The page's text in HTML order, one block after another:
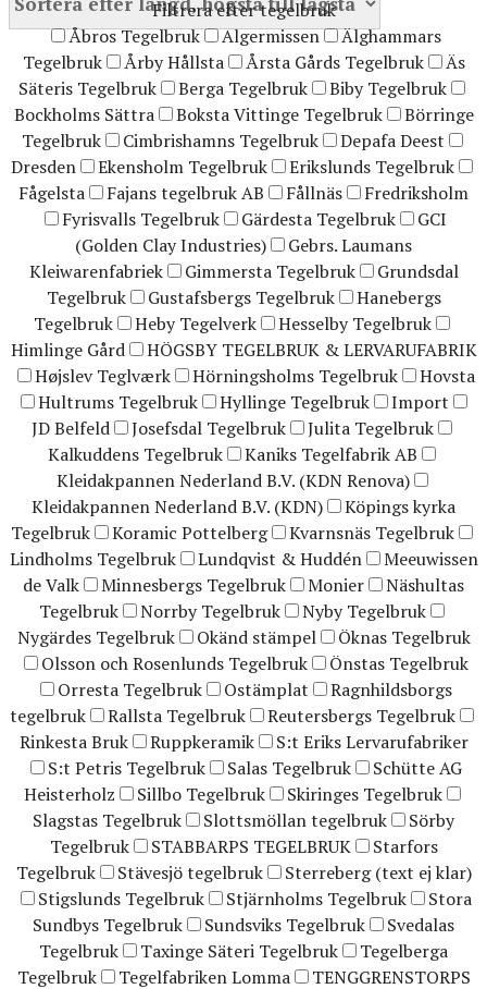
Filtrera efter tegelbruk
Åbros Tegelbruk
Algermissen
Älghammars
Tegelbruk
Årby Hållsta Årsta Gårds Tegelbruk
Äs
Säteris Tegelbruk
Berga Tegelbruk
Biby Tegelbruk
Bockholms Sättra
Boksta Vittinge Tegelbruk
Börringe
Tegelbruk
Cimbrishamns Tegelbruk
Depafa Deest
Dresden
Ekensholm Tegelbruk
Erikslunds Tegelbruk
Fågelsta
Fajans tegelbruk AB Fållnäs
Fredriksholm
Fyrisvalls Tegelbruk
Gärdesta Tegelbruk
GCI
(Golden Clay Industries)
Gebrs. Laumans
Kleiwarenfabriek
Gimmersta Tegelbruk
Grundsdal
Tegelbruk
Gustafsbergs Tegelbruk
Hanebergs
Tegelbruk
Heby Tegelverk
Hesselby Tegelbruk
Himlinge Gård
HÖGSBY TEGELBRUK & LERVARUFABRIK
Højslev Teglværk
Hörningsholms Tegelbruk
Hovsta
Hultrums Tegelbruk
Hyllinge Tegelbruk
Import
JD Belfeld
Josefsdal Tegelbruk
Julita Tegelbruk
Kalkuddens Tegelbruk
Kaniks Tegelfabrik AB
Kleidakpannen Nederland B.V. (KDN Renova)
Kleidakpannen Nederland B.V. (KDN)
Köpings kyrka
Tegelbruk
Koramic Pottelberg
Kvarnsnäs Tegelbruk
Lindholms Tegelbruk
Lundqvist & Huddén
Meeuwissen
de Valk
Minnesbergs Tegelbruk Monier
Näshultas
Tegelbruk
Norrby Tegelbruk
Nyby Tegelbruk
Nygärdes Tegelbruk
Okänd stämpel
Öknas Tegelbruk
Olsson och Rosenlunds Tegelbruk
Önstas Tegelbruk
Orresta Tegelbruk
Ostämplat
Ragnhildsborgs
tegelbruk
Rallsta Tegelbruk
Reutersbergs Tegelbruk
Rinkesta Bruk
Ruppkeramik
S:t Eriks Lervarufabriker
S:t Petris Tegelbruk
Salas Tegelbruk
Schütte AG
Heisterholz
Sillbo Tegelbruk
Skiringes Tegelbruk
Slagstas Tegelbruk
Slottsmöllan tegelbruk
Sörby
Tegelbruk
STABBARPS TEGELBRUK
Starfors
Tegelbruk
Stävesjö tegelbruk
Sterreberg (text ej klar)
Stigslunds Tegelbruk
Stjärnholms Tegelbruk
Stora
Sundbys Tegelbruk
Sundsviks Tegelbruk
Svedalas
Tegelbruk
Taxinge Säteri Tegelbruk
Tegelberga
Tegelbruk
Tegelfabriken Lomma
TENGGRENSTORPS